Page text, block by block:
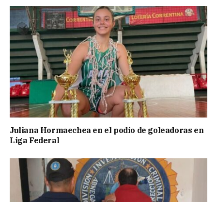
Juliana Hormaechea en el podio de goleadoras en
Liga Federal